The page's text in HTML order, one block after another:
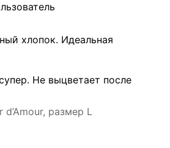
хлопок. Идеальная
Не выцветает после
размер L